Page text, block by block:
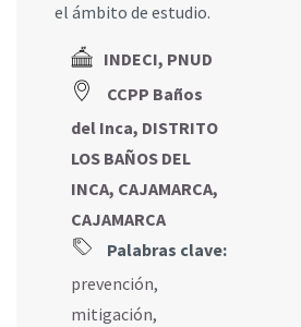
el ámbito de estudio.
INDECI, PNUD
CCPP Baños
del Inca, DISTRITO
LOS BAÑOS DEL
INCA, CAJAMARCA,
CAJAMARCA
Palabras clave:
prevención,
mitigación,